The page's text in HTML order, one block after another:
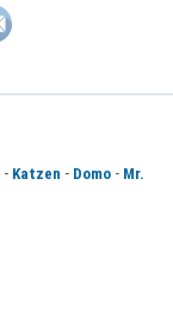
- Katzen - Domo - Mr.